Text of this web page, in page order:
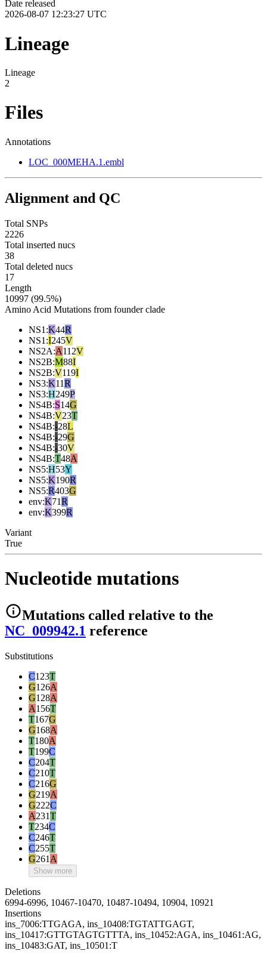
Date released
2026-08-07 12:23:27 UTC
Lineage
Lineage
2
Files
Annotations
LOC_000MEHA.1.embl
Alignment and QC
Total SNPs
2226
Total inserted nucs
38
Total deleted nucs
17
Length
10997 (99.5%)
Amino Acid Mutations from founder clade
NS1 :K44R
NS1 :I245V
NS2A:A112V
NS2B:M88I
NS2B:V119I
NS3:K11R
NS3:H249P
NS4B:S14G
NS4B:V23T
NS4B:-28L
NS4B:-29G
NS4B:-30V
NS4B:T48A
NS5:H53Y
NS5:K190R
NS5:R403G
env:K71R
env:K399R
Variant
True
Nucleotide mutations
Mutations called relative to the
NC_009942.1 reference
Substitutions
C123T
G126A
G128A
A156T
T167G
G168A
T180A
T199C
C204T
C210T
C216G
G219A
G222C
A231T
T234C
C246T
C255T
G261 A
Show more
Deletions
6994-6996, 10467-10470, 10487-10494, 10904, 10921
Insertions
ins_7006:TTGAGA, ins_10408:TGTATTGAGT,
ins_10417:GTTGTAGTGTTTA, ins_10452:AGA, ins_10461:AG,
ins_10483:GAT, ins_10501:T